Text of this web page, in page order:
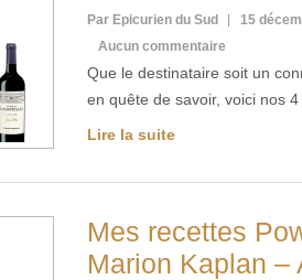
Par Epicurien du Sud
15
Aucun commentaire
Que le destinataire soit un
en quête de savoir, voici nos
Lire la suite
Mes recettes
Marion Kaplan –